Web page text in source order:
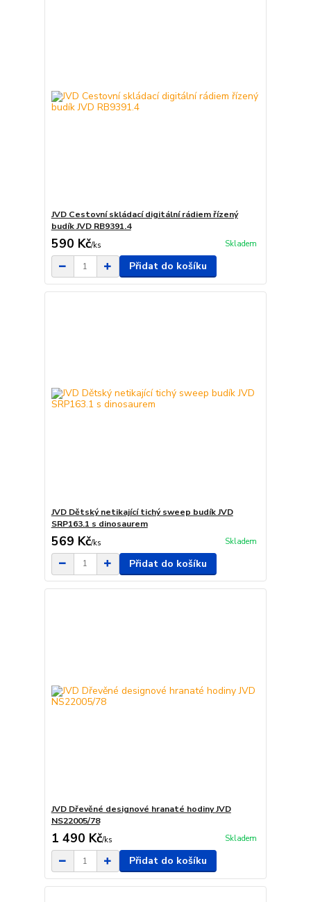
JVD Cestovní skládací digitální rádiem řízený
budík JVD RB9391.4
590 Kč/ks Skladem
Přidat do košíku
JVD Dětský netikající tichý sweep budík JVD
SRP163.1 s dinosaurem
569 Kč/ks Skladem
Přidat do košíku
JVD Dřevěné designové hranaté hodiny JVD
NS22005/78
1 490 Kč/ks Skladem
Přidat do košíku